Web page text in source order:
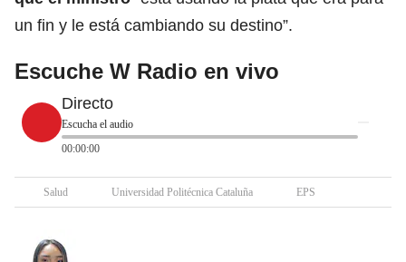
un fin y le está cambiando su destino”.
Escuche W Radio en vivo
Directo
Escucha el audio
00:00:00
Salud Universidad Politécnica Cataluña EPS